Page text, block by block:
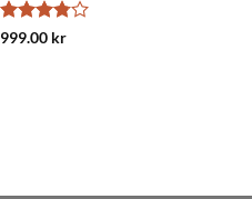
Betygsatt
999.00 kr